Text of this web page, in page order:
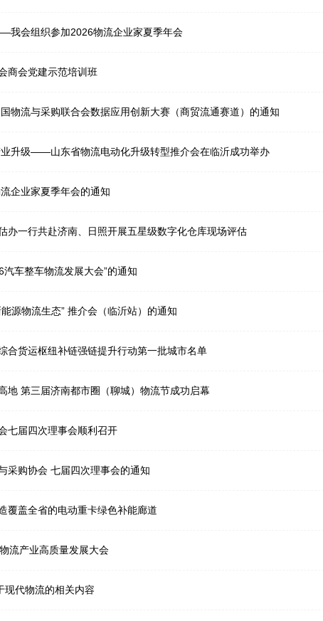
我会组织参加2026物流企业家夏季年会
商会党建示范培训班
物流与采购联合会数据应用创新大赛（商贸流通赛道）的通知
升级——山东省物流电动化升级转型推介会在临沂成功举办
企业家夏季年会的通知
办一行共赴济南、日照开展五星级数字化仓库现场评估
车整车物流发展大会”的通知
源物流生态” 推介会（临沂站）的通知
合货运枢纽补链强链提升行动第一批城市名单
共筑区域协同物流新高地 第三届济南都市圈（聊城）物流节成功启幕
七届四次理事会顺利召开
采购协会 七届四次理事会的通知
覆盖全省的电动重卡绿色补能廊道
流产业高质量发展大会
现代物流的相关内容